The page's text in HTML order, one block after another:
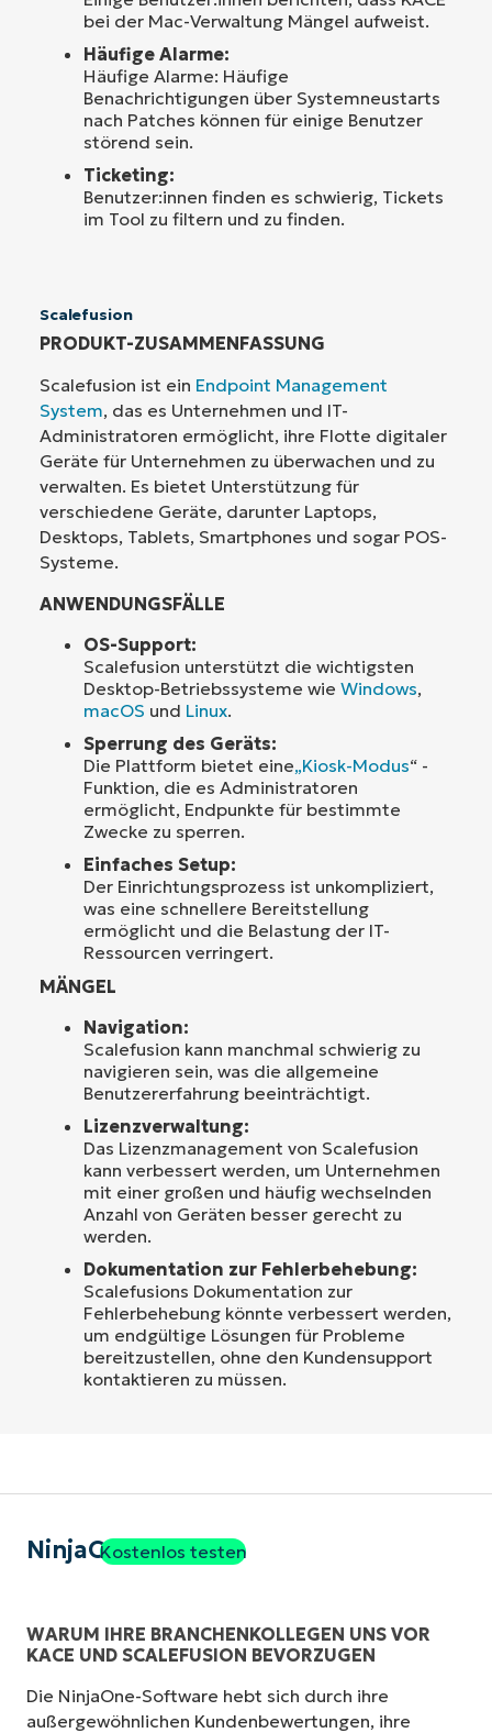
bei der Mac-Verwaltung Mängel aufweist.
Häufige Alarme:
Häufige Alarme: Häufige
Benachrichtigungen über Systemneustarts
nach Patches können für einige Benutzer
störend sein.
Ticketing:
Benutzer:innen finden es schwierig, Tickets
im Tool zu filtern und zu finden.
Scalefusion
PRODUKT-ZUSAMMENFASSUNG
Scalefusion ist ein Endpoint Management
System, das es Unternehmen und IT-
Administratoren ermöglicht, ihre Flotte digitaler
Geräte für Unternehmen zu überwachen und zu
verwalten. Es bietet Unterstützung für
verschiedene Geräte, darunter Laptops,
Desktops, Tablets, Smartphones und sogar POS-
Systeme.
ANWENDUNGSFÄLLE
OS-Support:
Scalefusion unterstützt die wichtigsten
Desktop-Betriebssysteme wie Windows,
macOS und Linux.
Sperrung des Geräts:
Die Plattform bietet eine„Kiosk-Modus“ -
Funktion, die es Administratoren
ermöglicht, Endpunkte für bestimmte
Zwecke zu sperren.
Einfaches Setup:
Der Einrichtungsprozess ist unkompliziert,
was eine schnellere Bereitstellung
ermöglicht und die Belastung der IT-
Ressourcen verringert.
MÄNGEL
Navigation:
Scalefusion kann manchmal schwierig zu
navigieren sein, was die allgemeine
Benutzererfahrung beeinträchtigt.
Lizenzverwaltung:
Das Lizenzmanagement von Scalefusion
kann verbessert werden, um Unternehmen
mit einer großen und häufig wechselnden
Anzahl von Geräten besser gerecht zu
werden.
Dokumentation zur Fehlerbehebung:
Scalefusions Dokumentation zur
Fehlerbehebung könnte verbessert werden,
um endgültige Lösungen für Probleme
bereitzustellen, ohne den Kundensupport
kontaktieren zu müssen.
NinjaOneKostenlos testen
WARUM IHRE BRANCHENKOLLEGEN UNS VOR
KACE UND SCALEFUSION BEVORZUGEN
Die NinjaOne-Software hebt sich durch ihre
außergewöhnlichen Kundenbewertungen, ihre